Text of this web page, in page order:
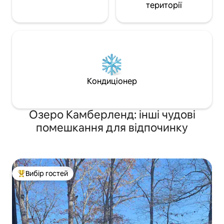
території
Кондиціонер
Озеро Камберленд: інші чудові
помешкання для відпочинку
Топ вибір гостей
Вибір гостей